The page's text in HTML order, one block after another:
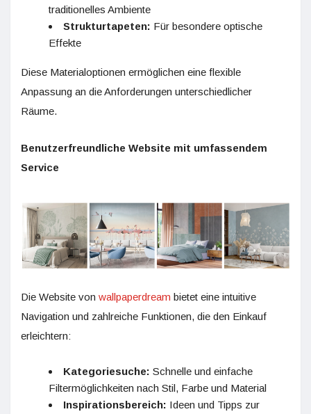
traditionelles Ambiente
Strukturtapeten: Für besondere optische
Effekte
Diese Materialoptionen ermöglichen eine flexible
Anpassung an die Anforderungen unterschiedlicher
Räume.
Benutzerfreundliche Website mit umfassendem
Service
Die Website von wallpaperdream bietet eine intuitive
Navigation und zahlreiche Funktionen, die den Einkauf
erleichtern:
Kategoriesuche: Schnelle und einfache
Filtermöglichkeiten nach Stil, Farbe und Material
Inspirationsbereich: Ideen und Tipps zur